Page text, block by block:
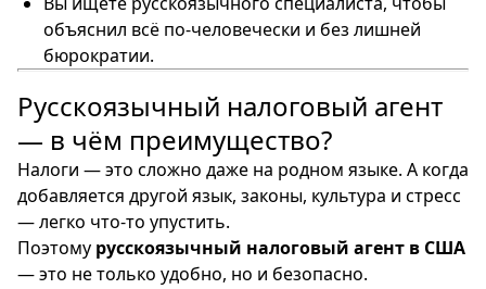
объяснил всё по-человечески и без лишней
бюрократии.
Русскоязычный налоговый агент
— в чём преимущество?
Налоги — это сложно даже на родном языке. А когда
добавляется другой язык, законы, культура и стресс
— легко что-то упустить.
Поэтому русскоязычный налоговый агент в США
— это не только удобно, но и безопасно.